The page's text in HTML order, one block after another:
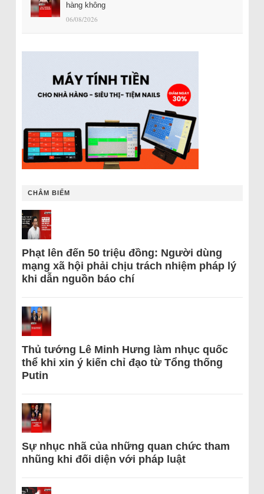
hàng không
06/08/2026
CHÂM BIẾM
Phạt lên đến 50 triệu đồng: Người dùng
mạng xã hội phải chịu trách nhiệm pháp lý
khi dẫn nguồn báo chí
Thủ tướng Lê Minh Hưng làm nhục quốc
thể khi xin ý kiến chỉ đạo từ Tổng thống
Putin
Sự nhục nhã của những quan chức tham
nhũng khi đối diện với pháp luật